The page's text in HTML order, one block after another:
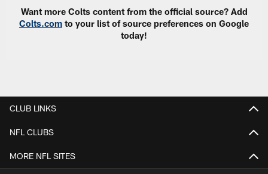
Want more Colts content from the official source? Add
Colts.com to your list of source preferences on Google
today!
CLUB LINKS
NFL CLUBS
MORE NFL SITES